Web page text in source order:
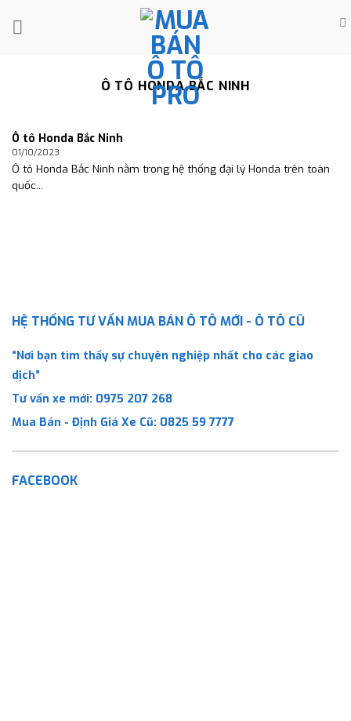
Ô TÔ HONDA BẮC NINH
Ô tô Honda Bắc Ninh
01/10/2023
Ô tô Honda Bắc Ninh nằm trong hệ thống đại lý Honda trên toàn
quốc...
HỆ THỐNG TƯ VẤN MUA BÁN Ô TÔ MỚI - Ô TÔ CŨ
“Nơi bạn tìm thấy sự chuyên nghiệp nhất cho các giao
dịch”
Tư vấn xe mới: 0975 207 268
Mua Bán - Định Giá Xe Cũ: 0825 59 7777
FACEBOOK